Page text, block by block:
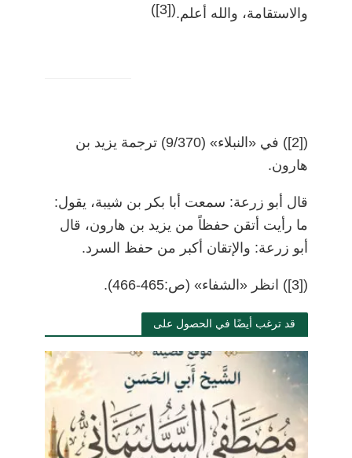
والاستقامة، والله أعلم.(
[3]
)
(
[2]
)
في «النبلاء» (9/370) ترجمة يزيد بن
هارون.
قال أبو زرعة: سمعت أبا بكر بن شيبة، يقول:
ما رأيت أتقن حفظاً من يزيد بن هارون، قال
أبو زرعة: والإتقان أكبر من حفظ السرد.
([3]) انظر «الشفاء» (ص:465-466).
قد ترغب أيضًا في الحصول على